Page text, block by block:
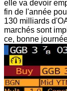
elle va devoir
fin de l'année
130 milliards
marchés sont
ce, bonne